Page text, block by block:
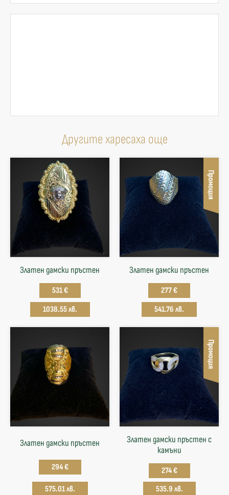
Другите харесаха още
Златен дамски пръстен
531 €
1038.55 лв.
Промоция
Златен дамски пръстен
277 €
541.76 лв.
Златен дамски пръстен
294 €
575.01 лв.
Промоция
Златен дамски пръстен с
камъни
274 €
535.9 лв.